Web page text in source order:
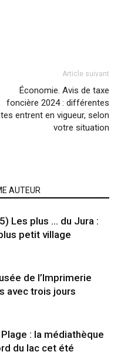
Article suivant
Économie. Avis de taxe
foncière 2024 : différentes
entrent en vigueur, selon
votre situation
AUTEUR
Les plus … du Jura :
petit village
de l’Imprimerie
avec trois jours
: la médiathèque
du lac cet été